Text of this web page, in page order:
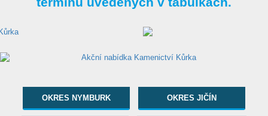
OKRES NYMBURK OKRES JIČÍN